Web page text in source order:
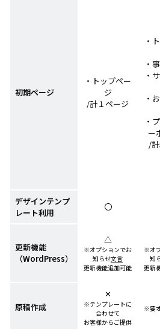
初期ページ
・トップペー
ジ
/計１ページ
・
・
・
・
・
ー
/
デザインテンプ
レート利用
〇
更新機能
（WordPress）
△
※オプションでお
知らせ文言
更新機能追加可能
※オ
知
更新
原稿作成
✕
※テンプレートに
合わせて
お客様からご提供
※要